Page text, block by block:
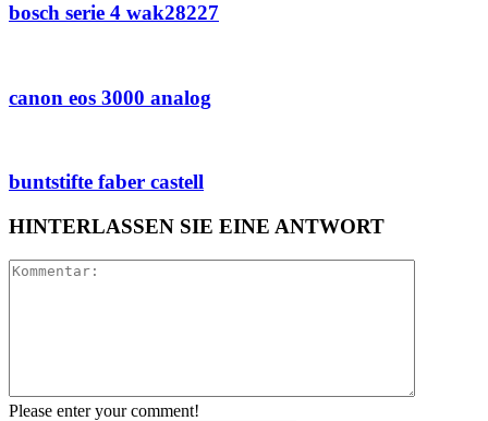
bosch serie 4 wak28227
canon eos 3000 analog
buntstifte faber castell
HINTERLASSEN SIE EINE ANTWORT
Please enter your comment!